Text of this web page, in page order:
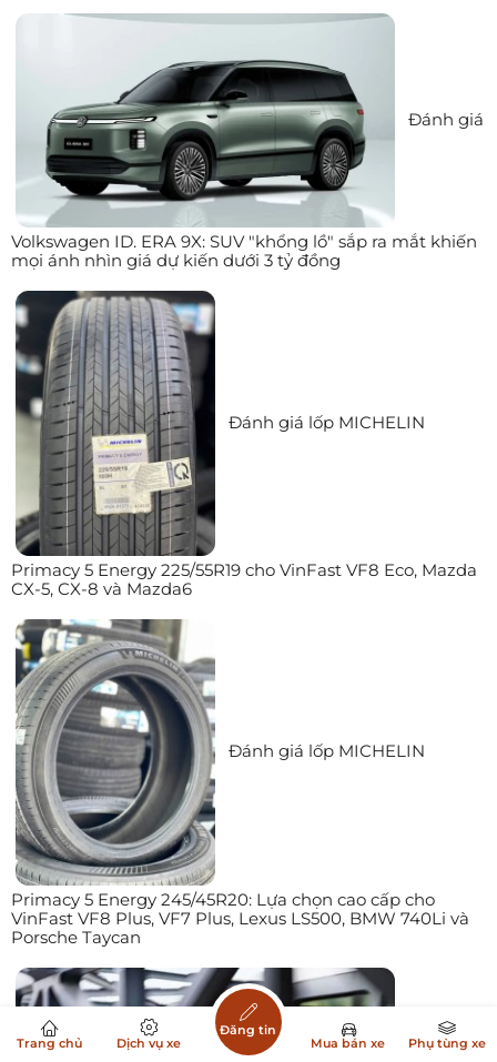
Đánh giá
Volkswagen ID. ERA 9X: SUV "khổng lồ" sắp ra mắt khiến
mọi ánh nhìn giá dự kiến dưới 3 tỷ đồng
Đánh giá lốp MICHELIN
Primacy 5 Energy 225/55R19 cho VinFast VF8 Eco, Mazda
CX-5, CX-8 và Mazda6
Đánh giá lốp MICHELIN
Primacy 5 Energy 245/45R20: Lựa chọn cao cấp cho
VinFast VF8 Plus, VF7 Plus, Lexus LS500, BMW 740Li và
Porsche Taycan
Trang chủ Dịch vụ xe
Đăng tin
Mua bán xe
Phụ tùng xe